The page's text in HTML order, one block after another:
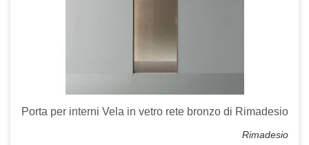
Porta per interni Vela in vetro rete bronzo di Rimadesio
Rimadesio